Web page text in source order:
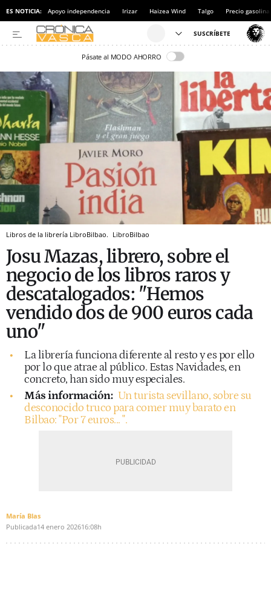
ES NOTICIA: Apoyo independencia Irizar Haizea Wind Talgo Precio gasolina
Pásate al MODO AHORRO
Libros de la librería LibroBilbao. LibroBilbao
Josu Mazas, librero, sobre el
negocio de los libros raros y
descatalogados: "Hemos
vendido dos de 900 euros cada
uno"
La librería funciona diferente al resto y es por ello
por lo que atrae al público. Estas Navidades, en
concreto, han sido muy especiales.
Más información: Un turista sevillano, sobre su
desconocido truco para comer muy barato en
Bilbao: "Por 7 euros... ".
María Blas
Publicada14 enero 202616:08h